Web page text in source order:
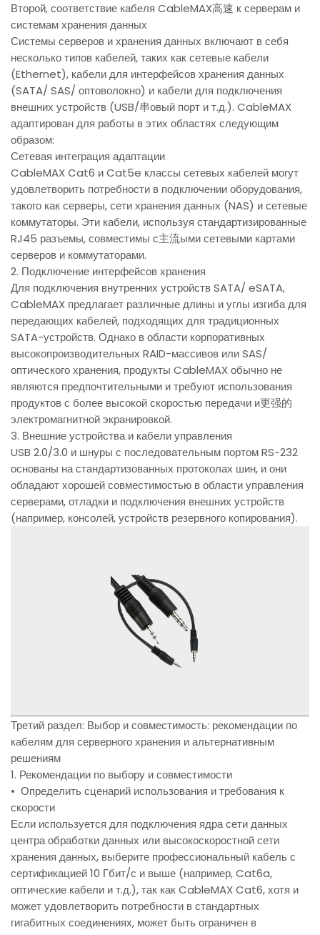
Второй, соответствие кабеля CableMAX高速 к серверам и
системам хранения данных
Системы серверов и хранения данных включают в себя
несколько типов кабелей, таких как сетевые кабели
(Ethernet), кабели для интерфейсов хранения данных
(SATA/ SAS/ оптоволокно) и кабели для подключения
внешних устройств (USB/串овый порт и т.д.). CableMAX
адаптирован для работы в этих областях следующим
образом:
Сетевая интеграция адаптации
CableMAX Cat6 и Cat5e классы сетевых кабелей могут
удовлетворить потребности в подключении оборудования,
такого как серверы, сети хранения данных (NAS) и сетевые
коммутаторы. Эти кабели, используя стандартизированные
RJ45 разъемы, совместимы с主流ыми сетевыми картами
серверов и коммутаторами.
2. Подключение интерфейсов хранения
Для подключения внутренних устройств SATA/ eSATA,
CableMAX предлагает различные длины и углы изгиба для
передающих кабелей, подходящих для традиционных
SATA-устройств. Однако в области корпоративных
высокопроизводительных RAID-массивов или SAS/
оптического хранения, продукты CableMAX обычно не
являются предпочтительными и требуют использования
продуктов с более высокой скоростью передачи и更强的
электромагнитной экранировкой.
3. Внешние устройства и кабели управления
USB 2.0/3.0 и шнуры с последовательным портом RS-232
основаны на стандартизованных протоколах шин, и они
обладают хорошей совместимостью в области управления
серверами, отладки и подключения внешних устройств
(например, консолей, устройств резервного копирования).
Третий раздел: Выбор и совместимость: рекомендации по
кабелям для серверного хранения и альтернативным
решениям
1. Рекомендации по выбору и совместимости
• Определить сценарий использования и требования к
скорости
Если используется для подключения ядра сети данных
центра обработки данных или высокоскоростной сети
хранения данных, выберите профессиональный кабель с
сертификацией 10 Гбит/с и выше (например, Cat6a,
оптические кабели и т.д.), так как CableMAX Cat6, хотя и
может удовлетворить потребности в стандартных
гигабитных соединениях, может быть ограничен в